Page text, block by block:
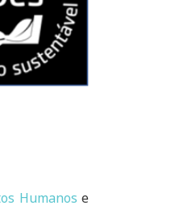
Humanos e